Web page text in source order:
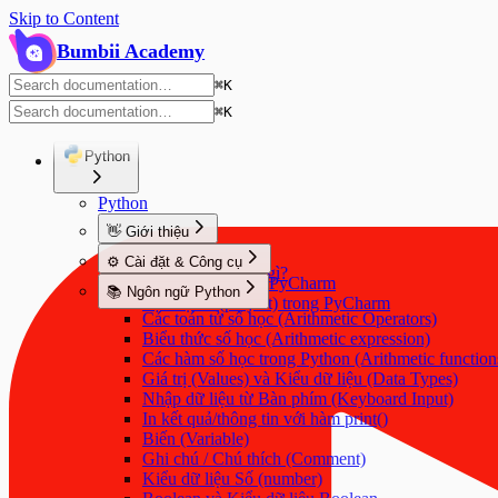
Skip to Content
Bumbii Academy
⌘K
⌘K
Python
Python
👋 Giới thiệu
Python là gì?
Python làm được gì?
⚙️ Cài đặt & Công cụ
Cài đặt Python & PyCharm
Tạo dự án (project) trong PyCharm
📚 Ngôn ngữ Python
Các toán tử số học (Arithmetic Operators)
Biểu thức số học (Arithmetic expression)
Các hàm số học trong Python (Arithmetic
Giá trị (Values) và Kiểu dữ liệu (Data Types)
Nhập dữ liệu từ Bàn phím (Keyboard Input)
In kết quả/thông tin với hàm print()
Biến (Variable)
Ghi chú / Chú thích (Comment)
Kiểu dữ liệu Số (number)